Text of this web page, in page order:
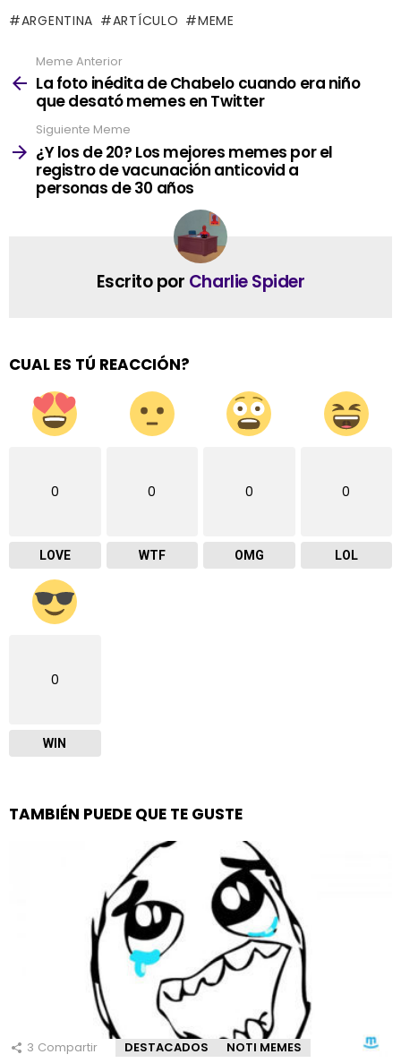
ARGENTINA ARTÍCULO MEME
more
Meme Anterior
La foto inédita de Chabelo cuando era niño
que desató memes en Twitter
Siguiente Meme
¿Y los de 20? Los mejores memes por el
registro de vacunación anticovid a
personas de 30 años
Escrito por Charlie Spider
CUAL ES TÚ REACCIÓN?
0
LOVE
0
WTF
0
OMG
0
LOL
0
WIN
TAMBIÉN PUEDE QUE TE GUSTE
3 Compartir DESTACADOS NOTI MEMES